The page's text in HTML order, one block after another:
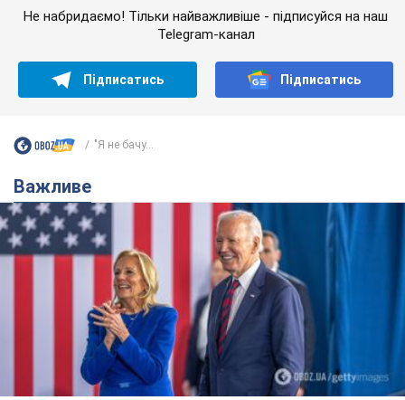
Не набридаємо! Тільки найважливіше - підписуйся на наш
Telegram-канал
Підписатись Підписатись
"Я не бачу...
Важливе